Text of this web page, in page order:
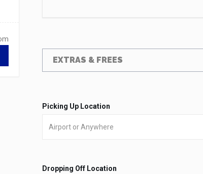
EXTRAS & FREES
Picking Up Location
Dropping Off Location